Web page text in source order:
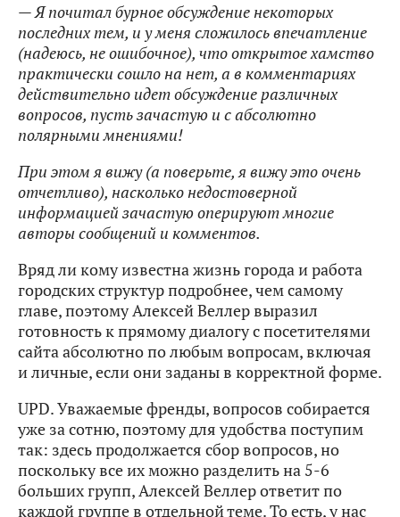
— Я почитал бурное обсуждение некоторых
последних тем, и у меня сложилось впечатление
(надеюсь, не ошибочное), что открытое хамство
практически сошло на нет, а в комментариях
действительно идет обсуждение различных
вопросов, пусть зачастую и с абсолютно
полярными мнениями!
При этом я вижу (а поверьте, я вижу это очень
отчетливо), насколько недостоверной
информацией зачастую оперируют многие
авторы сообщений и комментов.
Вряд ли кому известна жизнь города и работа
городских структур подробнее, чем самому
главе, поэтому Алексей Веллер выразил
готовность к прямому диалогу с посетителями
сайта абсолютно по любым вопросам, включая
и личные, если они заданы в корректной форме.
UPD. Уважаемые френды, вопросов собирается
уже за сотню, поэтому для удобства поступим
так: здесь продолжается сбор вопросов, но
поскольку все их можно разделить на 5-6
больших групп, Алексей Веллер ответит по
каждой группе в отдельной теме. То есть, у нас